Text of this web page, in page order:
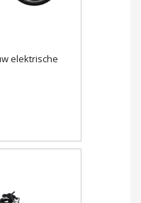
elektrische